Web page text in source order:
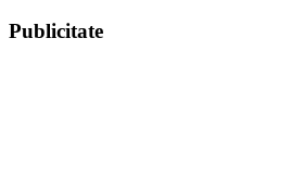
Publicitate